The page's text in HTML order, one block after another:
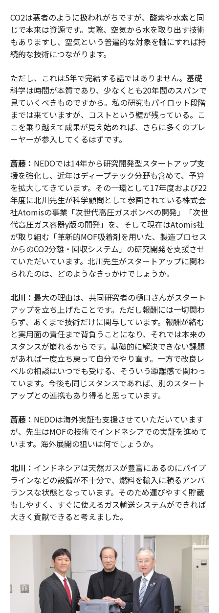
CO2は悪者のように扱われがちですが、酸素や水素と同
じで本来は資源です。実際、空気から水を取り出す技術
もありますし、空気という普遍的な対象を軸にすれば持
続的な技術につながります。
ただし、これは5年で完結する話ではありません。基礎
科学は時間が本質であり、少なくとも20年間のスパンで
見ていくべきものですから。私の研究もパイロット段階
までは来ていますが、コストという壁が残っている。こ
こを乗り越えて成果が見え始めれば、さらに多くのプレ
ーヤーが参入してくるはずです。
斎藤： NEDOでは14年から研究開発型スタートアップ支
援を強化し、近年はディープテック分野も含めて、予算
を拡大してきています。その一環として17年度および22
年度に北川先生が科学顧問として参画されている株式会
社Atomisの事業「次世代高圧ガスボンベの開発」「次世
代高圧ガス容器γ版の開発」を、そして現在はAtomis社
が取り組む「革新的MOF吸着剤を用いた、製造プロセス
からのCO2分離・回収システム」の研究開発を支援させ
ていただいています。北川先生がスタートアップに関わ
られたのは、どのようなきっかけでしょうか。
北川： 最大の理由は、共同研究者の樋口さんがスタート
アップを立ち上げたことです。ただし報酬には一切関わ
らず、あくまで技術だけに関与しています。報酬が絡む
と実用面の責任まで背負うことになり、それでは本来の
スタンスが崩れるからです。基礎的に解決できない課題
があれば一度立ち戻って自分でやり直す。一方で改良レ
ベルの相談はいつでも受ける、そういう距離感で関わっ
ています。今後も同じスタンスであれば、別のスタート
アップとの連携もあり得ると思っています。
斎藤： NEDOは海外実証も支援させていただいています
が、先生はMOFの技術でインドネシアでの実証を進めて
います。海外展開の狙いは何でしょうか。
北川： インドネシアは天然ガスが豊富にあるのにパイプ
ラインなどの設備が不十分で、燃料を輸入に頼るアンバ
ランスな状態となっています。そのため運びやすく貯蔵
もしやすく、すぐに使えるガス輸送システムができれば
大きく貢献できると考えました。